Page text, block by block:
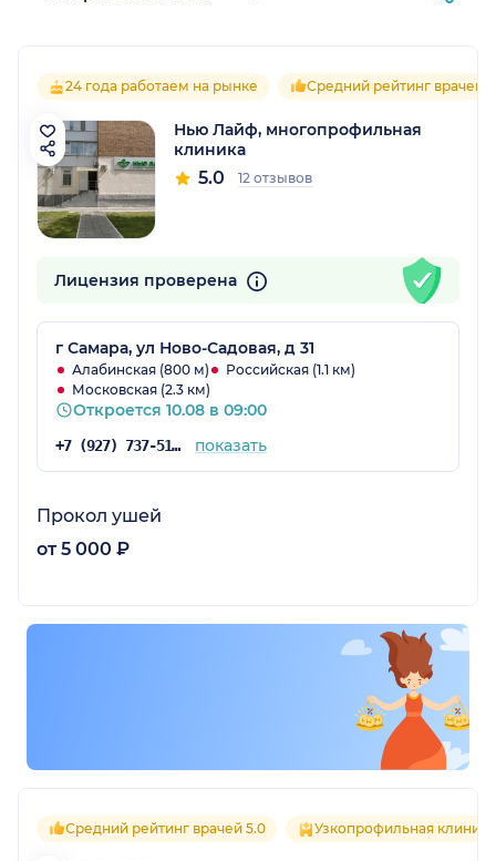
24 года работаем на рынке Средний рейтинг врачей
Нью Лайф, многопрофильная
клиника
5.0 12 отзывов
Лицензия проверена
г Самара, ул Ново-Садовая, д 31
Алабинская (800 м)
Российская (1.1 км)
Московская (2.3 км)
Откроется 10.08 в 09:00
+7 (927) 737-51-37 показать
Прокол ушей
от 5 000 ₽
Средний рейтинг врачей 5.0 Узкопрофильная клиника